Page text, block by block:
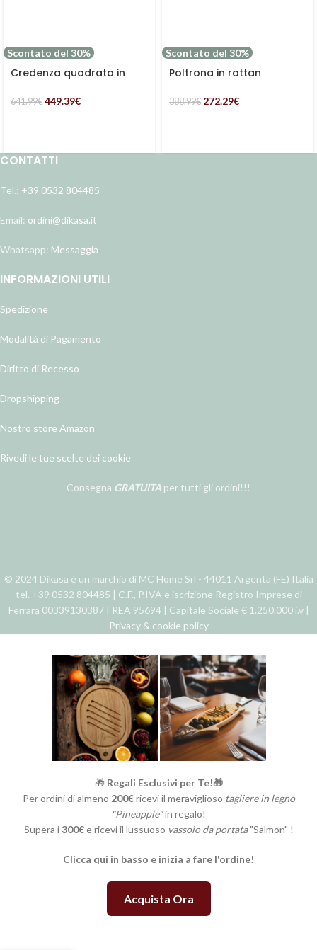
Scontato del 30%
Credenza quadrata in
641.99€ 449.39€
Scontato del 30%
Poltrona in rattan
388.99€ 272.29€
CONTATTI
Tel.: +39 0532 804485
Email: ordini@dikasa.it
Whatsapp: Messaggia
INFORMAZIONI UTILI
Spedizione
Modalità di Pagamento
Diritto di Recesso
Dropshipping
Nostro store Amazon
Rivedi le tue scelte dei cookie
Consegna GRATUITA per tutti gli ordini!!!
© 2024 Dikasa è un marchio di MC Home Srl - 44011 Argenta (FE) Italia
tel. +39 0532 804485 | C.F., P.IVA e iscrizione Registro Imprese di
Ferrara 00339130387 | REA 95694 | Capitale Sociale € 1.250.000 i.v |
Privacy & cookie policy
🎁 Regali Esclusivi per Te!🎁
Per ordini di almeno 200€ricevi il meraviglioso tagliere in legno
"Pineapple"in regalo!
Supera i300€e ricevi il lussuoso vassoio da portata"Salmon" !
Clicca qui in basso e inizia a fare l'ordine!
Acquista Ora